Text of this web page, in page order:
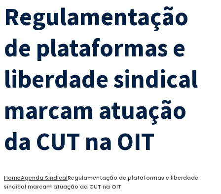
Regulamentação
de plataformas e
liberdade sindical
marcam atuação
da CUT na OIT
HomeAgenda SindicalRegulamentação de plataformas e liberdade
sindical marcam atuação da CUT na OIT